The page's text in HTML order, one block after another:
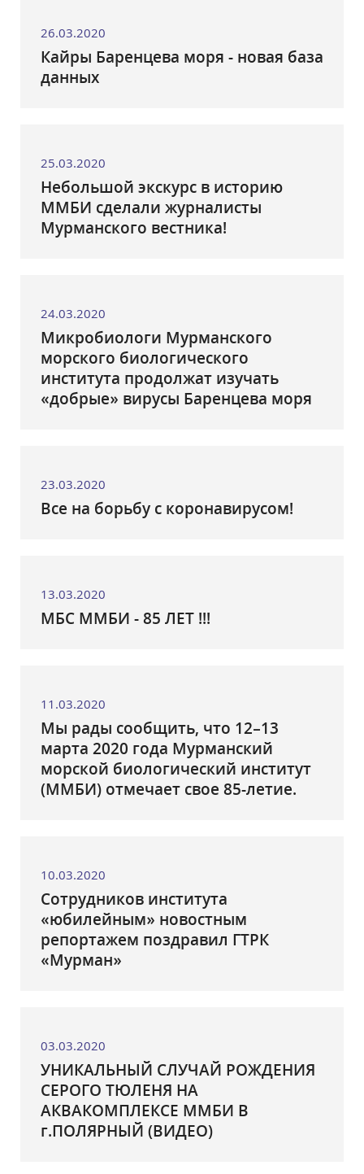
26.03.2020
Кайры Баренцева моря - новая база
данных
25.03.2020
Небольшой экскурс в историю
ММБИ сделали журналисты
Мурманского вестника!
24.03.2020
Микробиологи Мурманского
морского биологического
института продолжат изучать
«добрые» вирусы Баренцева моря
23.03.2020
Все на борьбу с коронавирусом!
13.03.2020
МБС ММБИ - 85 ЛЕТ !!!
11.03.2020
Мы рады сообщить, что 12–13
марта 2020 года Мурманский
морской биологический институт
(ММБИ) отмечает свое 85-летие.
10.03.2020
Сотрудников института
«юбилейным» новостным
репортажем поздравил ГТРК
«Мурман»
03.03.2020
УНИКАЛЬНЫЙ СЛУЧАЙ РОЖДЕНИЯ
СЕРОГО ТЮЛЕНЯ НА
АКВАКОМПЛЕКСЕ ММБИ В
г.ПОЛЯРНЫЙ (ВИДЕО)